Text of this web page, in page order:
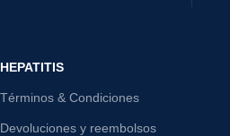
HEPATITIS
Términos & Condiciones
Devoluciones y reembolsos